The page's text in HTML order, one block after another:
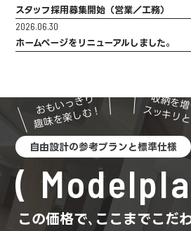
スタッフ採用募集開始（営業／工務）
2026.06.30
ホームページをリニューアルしました。
自由設計の参考プランと標準仕様
おもいっきり
趣味を楽しむ！
収納を
スッキリ
この価格で､ここまでこだわ